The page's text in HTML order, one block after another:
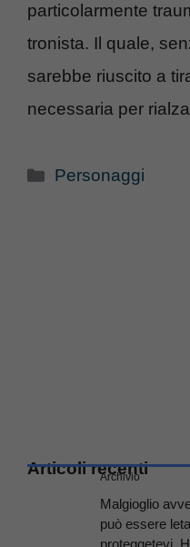
particolarmente
tronista. Il quale,
sarebbe riuscito a
necessaria per
Categorie
Personaggi
Articoli recenti
Archivio
Malgioglio
può essere